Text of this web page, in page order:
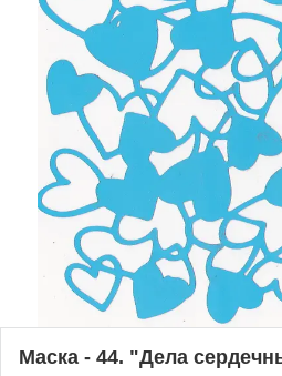
Маска - 44. "Дела